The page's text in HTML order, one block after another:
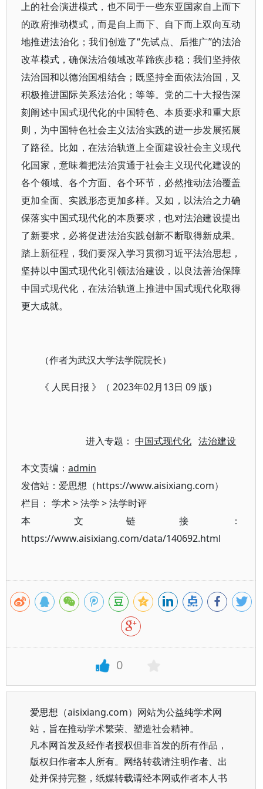
上的社会演进模式，也不同于一些东亚国家自上而下
的政府推动模式，而是自上而下、自下而上双向互动
地推进法治化；我们创造了“先试点、后推广”的法治
改革模式，确保法治领域改革蹄疾步稳；我们坚持依
法治国和以德治国相结合；既坚持全面依法治国，又
积极推进国际关系法治化；等等。党的二十大报告深
刻阐述中国式现代化的中国特色、本质要求和重大原
则，为中国特色社会主义法治实践的进一步发展拓展
了路径。比如，在法治轨道上全面建设社会主义现代
化国家，意味着把法治贯通于社会主义现代化建设的
各个领域、各个方面、各个环节，必然推动法治覆盖
更加全面、实践形态更加多样。又如，以法治之力确
保落实中国式现代化的本质要求，也对法治建设提出
了新要求，必将促进法治实践创新不断取得新成果。
踏上新征程，我们要深入学习贯彻习近平法治思想，
坚持以中国式现代化引领法治建设，以良法善治保障
中国式现代化，在法治轨道上推进中国式现代化取得
更大成就。
（作者为武汉大学法学院院长）
《 人民日报 》（ 2023年02月13日 09 版）
进入专题：中国式现代化 法治建设
本文责编： admin
发信站：爱思想（https://www.aisixiang.com）
栏目： 学术>法学 >法学时评
本文链接：
https://www.aisixiang.com/data/140692.html
0
爱思想（aisixiang.com）网站为公益纯学术网
站，旨在推动学术繁荣、塑造社会精神。
凡本网首发及经作者授权但非首发的所有作品，
版权归作者本人所有。网络转载请注明作者、出
处并保持完整，纸媒转载请经本网或作者本人书